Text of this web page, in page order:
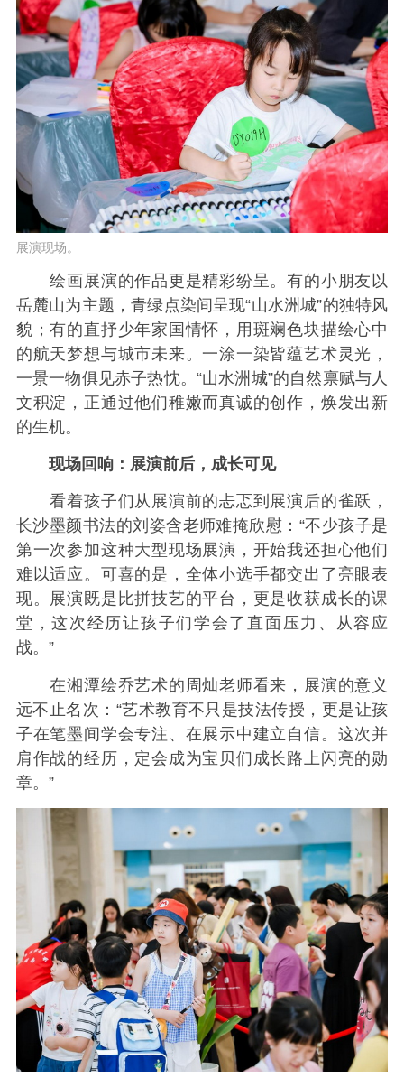
展演现场。
绘画展演的作品更是精彩纷呈。有的小朋友以
岳麓山为主题，青绿点染间呈现“山水洲城”的独特风
貌；有的直抒少年家国情怀，用斑斓色块描绘心中
的航天梦想与城市未来。一涂一染皆蕴艺术灵光，
一景一物俱见赤子热忱。“山水洲城”的自然禀赋与人
文积淀，正通过他们稚嫩而真诚的创作，焕发出新
的生机。
现场回响：展演前后，成长可见
看着孩子们从展演前的忐忑到展演后的雀跃，
长沙墨颜书法的刘姿含老师难掩欣慰：“不少孩子是
第一次参加这种大型现场展演，开始我还担心他们
难以适应。可喜的是，全体小选手都交出了亮眼表
现。展演既是比拼技艺的平台，更是收获成长的课
堂，这次经历让孩子们学会了直面压力、从容应
战。”
在湘潭绘乔艺术的周灿老师看来，展演的意义
远不止名次：“艺术教育不只是技法传授，更是让孩
子在笔墨间学会专注、在展示中建立自信。这次并
肩作战的经历，定会成为宝贝们成长路上闪亮的勋
章。”